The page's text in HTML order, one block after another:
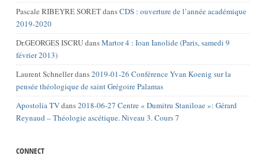
Pascale RIBEYRE SORETdansCDS : ouverture de l’année académique
2019-2020
Dr.GEORGES ISCRUdansMartor 4 : Ioan Ianolide (Paris, samedi 9
février 2013)
Laurent Schnellerdans2019-01-26 Conférence Yvan Koenig sur la
pensée théologique de saint Grégoire Palamas
Apostolia TVdans2018-06-27 Centre « Dumitru Staniloae »: Gérard
Reynaud – Théologie ascétique. Niveau 3. Cours 7
CONNECT